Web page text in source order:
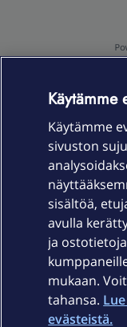
Laitteet & liittymät
Palvelut
Ajankohtaista
Käytämme
Käytämme
sivuston
sisältöä,
avulla
ja
mukaan.
tahansa.
evästeistä.